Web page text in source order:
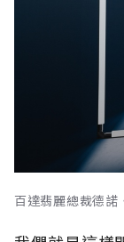
百達翡麗總裁德諾